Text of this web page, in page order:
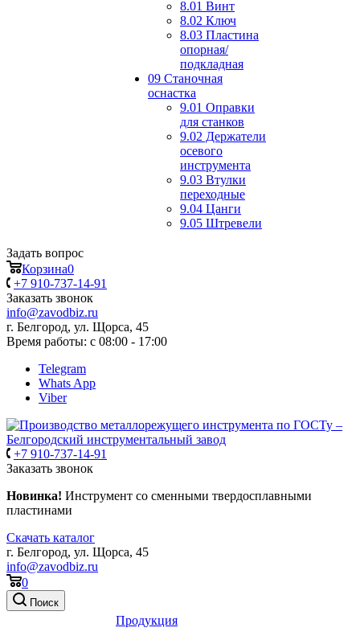
8.01 Винт
8.02 Ключ
8.03 Пластина
опорная/
подкладная
09 Станочная
оснастка
9.01 Оправки
для станков
9.02 Держатели
осевого
инструмента
9.03 Втулки
переходные
9.04 Цанги
9.05 Штревели
Задать вопрос
Корзина0
+7 910-737-14-91
Заказать звонок
info@zavodbiz.ru
г. Белгород, ул. Щорса, 45
Время работы: с 08:00 - 17:00
Telegram
Whats App
Viber
+7 910-737-14-91
Заказать звонок
Новинка! Инструмент со сменными твердосплавными
пластинами
Скачать каталог
г. Белгород, ул. Щорса, 45
info@zavodbiz.ru
0
Поиск
Продукция